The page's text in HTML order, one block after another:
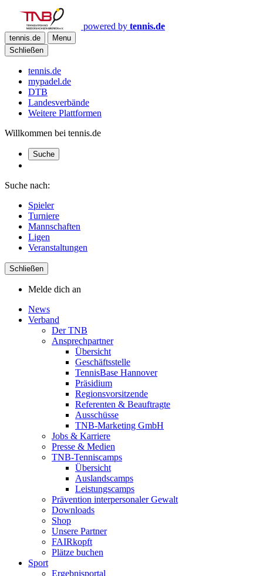
powered by tennis.de
tennis.de
Menu
Schließen
tennis.de
mypadel.de
DTB
Landesverbände
Weitere Plattformen
Willkommen bei tennis.de
Suche
Suche nach:
Spieler
Turniere
Mannschaften
Ligen
Veranstaltungen
Schließen
Melde dich an
News
Verband
Der TNB
Ansprechpartner
Übersicht
Geschäftsstelle
TennisBase Hannover
Präsidium
Regionsvorsitzende
Referenten & Beauftragte
Ausschüsse
TNB-Marketing GmbH
Jobs & Karriere
Presse & Medien
TNB-Tenniscamps
Übersicht
Auslandscamps
Leistungscamps
Prävention interpersonaler Gewalt
Downloads
Shop
Unsere Partner
FAIRkopft
Plätze buchen
Sport
Ergebnisportal